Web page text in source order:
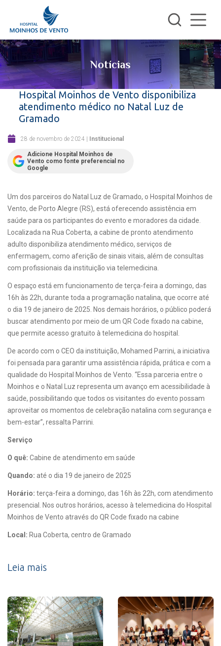
Notícias
Hospital Moinhos de Vento disponibiliza
atendimento médico no Natal Luz de
Gramado
28 de novembro de 2024 | Institucional
Adicione Hospital Moinhos de
Vento como fonte preferencial no
Google
Um dos parceiros do Natal Luz de Gramado, o Hospital Moinhos de
Vento, de Porto Alegre (RS), está oferecendo assistência em
saúde para os participantes do evento e moradores da cidade.
Localizada na Rua Coberta, a cabine de pronto atendimento
adulto disponibiliza atendimento médico, serviços de
enfermagem, como aferição de sinais vitais, além de consultas
com profissionais da instituição via telemedicina.
O espaço está em funcionamento de terça-feira a domingo, das
16h às 22h, durante toda a programação natalina, que ocorre até
o dia 19 de janeiro de 2025. Nos demais horários, o público poderá
buscar atendimento por meio de um QR Code fixado na cabine,
que permite acesso gratuito à telemedicina do hospital.
De acordo com o CEO da instituição, Mohamed Parrini, a iniciativa
foi pensada para garantir uma assistência rápida, prática e com a
qualidade do Hospital Moinhos de Vento. “Essa parceria entre o
Moinhos e o Natal Luz representa um avanço em acessibilidade à
saúde, possibilitando que todos os visitantes do evento possam
aproveitar os momentos de celebração natalina com segurança e
bem-estar”, ressalta Parrini.
Serviço
O quê: Cabine de atendimento em saúde
Quando: até o dia 19 de janeiro de 2025
Horário: terça-feira a domingo, das 16h às 22h, com atendimento
presencial. Nos outros horários, acesso à telemedicina do Hospital
Moinhos de Vento através do QR Code fixado na cabine
Local: Rua Coberta, centro de Gramado
Leia mais